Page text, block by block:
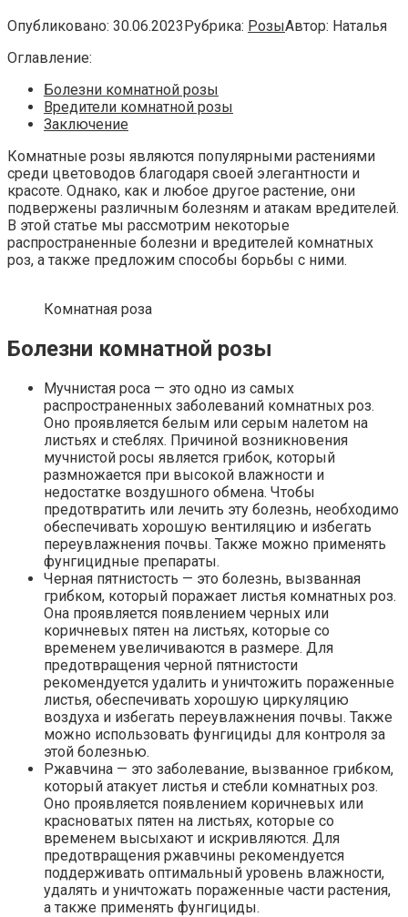
Опубликовано: 30.06.2023Рубрика: РозыАвтор: Наталья
Оглавление:
Болезни комнатной розы
Вредители комнатной розы
Заключение
Комнатные розы являются популярными растениями
среди цветоводов благодаря своей элегантности и
красоте. Однако, как и любое другое растение, они
подвержены различным болезням и атакам вредителей.
В этой статье мы рассмотрим некоторые
распространенные болезни и вредителей комнатных
роз, а также предложим способы борьбы с ними.
Комнатная роза
Болезни комнатной розы
Мучнистая роса — это одно из самых
распространенных заболеваний комнатных роз.
Оно проявляется белым или серым налетом на
листьях и стеблях. Причиной возникновения
мучнистой росы является грибок, который
размножается при высокой влажности и
недостатке воздушного обмена. Чтобы
предотвратить или лечить эту болезнь, необходимо
обеспечивать хорошую вентиляцию и избегать
переувлажнения почвы. Также можно применять
фунгицидные препараты.
Черная пятнистость — это болезнь, вызванная
грибком, который поражает листья комнатных роз.
Она проявляется появлением черных или
коричневых пятен на листьях, которые со
временем увеличиваются в размере. Для
предотвращения черной пятнистости
рекомендуется удалить и уничтожить пораженные
листья, обеспечивать хорошую циркуляцию
воздуха и избегать переувлажнения почвы. Также
можно использовать фунгициды для контроля за
этой болезнью.
Ржавчина — это заболевание, вызванное грибком,
который атакует листья и стебли комнатных роз.
Оно проявляется появлением коричневых или
красноватых пятен на листьях, которые со
временем высыхают и искривляются. Для
предотвращения ржавчины рекомендуется
поддерживать оптимальный уровень влажности,
удалять и уничтожать пораженные части растения,
а также применять фунгициды.